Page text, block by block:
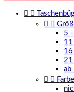
 
 
5
11
16
21
ab
  Farbe